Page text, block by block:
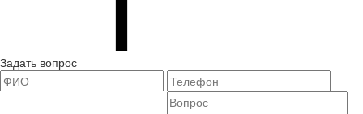
Задать вопрос